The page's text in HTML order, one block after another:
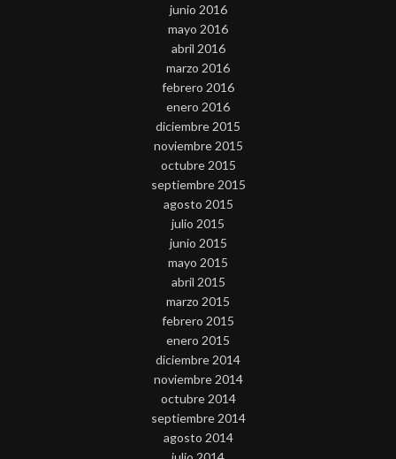
junio 2016
mayo 2016
abril 2016
marzo 2016
febrero 2016
enero 2016
diciembre 2015
noviembre 2015
octubre 2015
septiembre 2015
agosto 2015
julio 2015
junio 2015
mayo 2015
abril 2015
marzo 2015
febrero 2015
enero 2015
diciembre 2014
noviembre 2014
octubre 2014
septiembre 2014
agosto 2014